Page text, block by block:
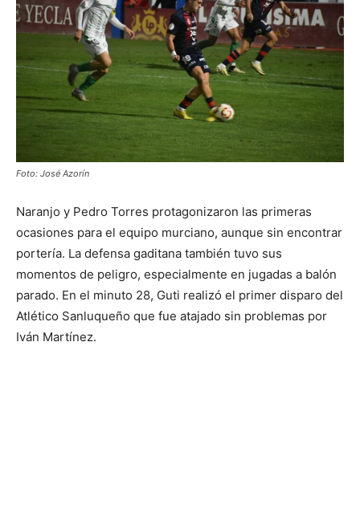
Foto: José Azorín
Naranjo y Pedro Torres protagonizaron las primeras
ocasiones para el equipo murciano, aunque sin encontrar
portería. La defensa gaditana también tuvo sus
momentos de peligro, especialmente en jugadas a balón
parado. En el minuto 28, Guti realizó el primer disparo del
Atlético Sanluqueño que fue atajado sin problemas por
Iván Martínez.